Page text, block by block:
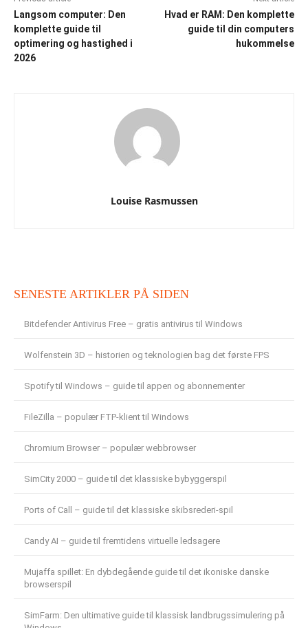
Langsom computer: Den
komplette guide til
optimering og hastighed i
2026
Hvad er RAM: Den komplette
guide til din computers
hukommelse
Louise Rasmussen
SENESTE ARTIKLER PÅ SIDEN
Bitdefender Antivirus Free – gratis antivirus til Windows
Wolfenstein 3D – historien og teknologien bag det første FPS
Spotify til Windows – guide til appen og abonnementer
FileZilla – populær FTP-klient til Windows
Chromium Browser – populær webbrowser
SimCity 2000 – guide til det klassiske bybyggerspil
Ports of Call – guide til det klassiske skibsrederi-spil
Candy AI – guide til fremtidens virtuelle ledsagere
Mujaffa spillet: En dybdegående guide til det ikoniske danske
browserspil
SimFarm: Den ultimative guide til klassisk landbrugssimulering på